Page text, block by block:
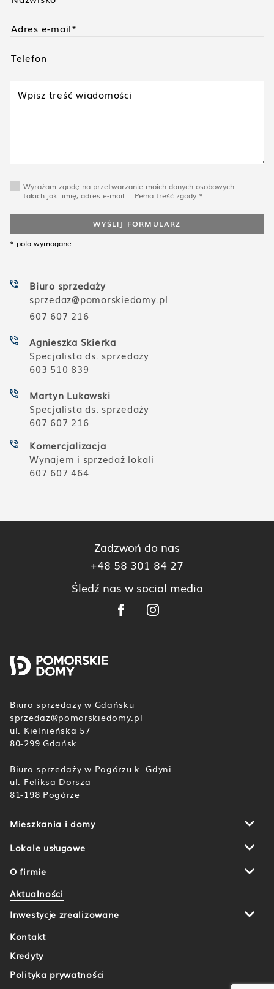
Biuro sprzedaży
sprzedaz@pomorskiedomy.pl
607 607 216
Agnieszka Skierka
Specjalista ds. sprzedaży
603 510 839
Martyn Lukowski
Specjalista ds. sprzedaży
607 607 216
Komercjalizacja
Wynajem i sprzedaż lokali
607 607 464
Wyrażam zgodę na przetwarzanie moich danych osobowych
takich jak: imię, adres e-mail ... Pełna treść zgody *
WYŚLIJ FORMULARZ
* pola wymagane
Zadzwoń do nas
+48 58 301 84 27
Śledź nas w social media
Biuro sprzedaży w Gdańsku
sprzedaz@pomorskiedomy.pl
ul. Kielnieńska 57
80-299 Gdańsk
Biuro sprzedaży w Pogórzu k. Gdyni
ul. Feliksa Dorsza
81-198 Pogórze
Mieszkania i domy
Aleja Wiśniowa Pogórze
Lokale usługowe
O firmie
Aktualności
Inwestycje zrealizowane
Kontakt
Kredyty
Polityka prywatności